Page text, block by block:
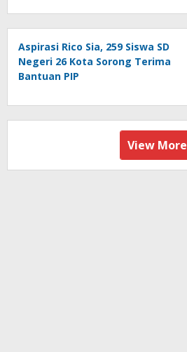
Aspirasi Rico Sia, 259 Siswa SD
Negeri 26 Kota Sorong Terima
Bantuan PIP
View More